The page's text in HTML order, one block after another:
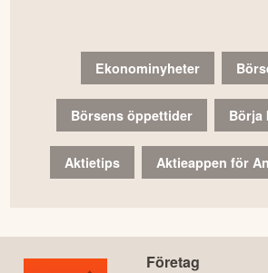
Ekonominyheter
Börsens öppettider Börja
Aktietips Aktieappen för
Företag